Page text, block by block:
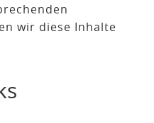
wir diese Inhalte